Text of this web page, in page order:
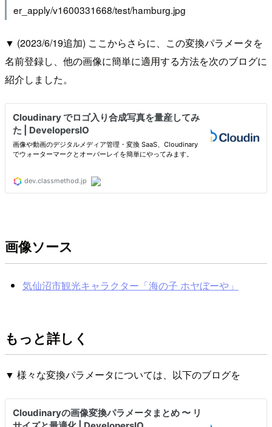
er_apply/v1600331668/test/hamburg.jpg
▼ (2023/6/19追加) ここからさらに、この変換パラメータを
名前登録し、他の画像に簡単に適用する方法を次のブログに
紹介しました。
画像ソース
気仙沼市観光キャラクター「海の子 ホヤぼーや」
もっと詳しく
▼ 様々な変換パラメータについては、以下のブログを